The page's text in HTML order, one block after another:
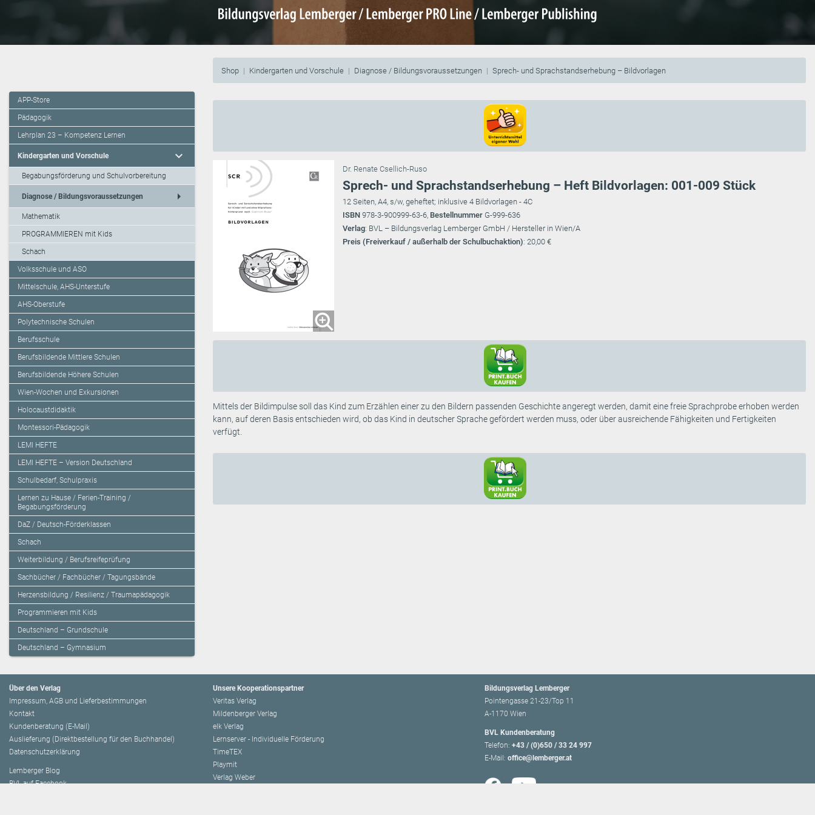
Shop Kindergarten und Vorschule Diagnose / Bildungsvoraussetzungen Sprech- und Sprachstandserhebung – Bildvorlagen
APP-Store
Pädagogik
Lehrplan 23 – Kompetenz Lernen
Kindergarten und Vorschule expand_more
Begabungsförderung und Schulvorbereitung
Diagnose / Bildungsvoraussetzungen arrow_right
Mathematik
PROGRAMMIEREN mit Kids
Schach
Volksschule und ASO
Mittelschule, AHS-Unterstufe
AHS-Oberstufe
Polytechnische Schulen
Berufsschule
Berufsbildende Mittlere Schulen
Berufsbildende Höhere Schulen
Wien-Wochen und Exkursionen
Holocaustdidaktik
Montessori-Pädagogik
LEMI HEFTE
LEMI HEFTE – Version Deutschland
Schulbedarf, Schulpraxis
Lernen zu Hause / Ferien-Training /
Begabungsförderung
DaZ / Deutsch-Förderklassen
Schach
Weiterbildung / Berufsreifeprüfung
Sachbücher / Fachbücher / Tagungsbände
Herzensbildung / Resilienz / Traumapädagogik
Programmieren mit Kids
Deutschland – Grundschule
Deutschland – Gymnasium
Dr. Renate Csellich-Ruso
Sprech- und Sprachstandserhebung – Heft Bildvorlagen: 001-009 Stück
12 Seiten, A4, s/w, geheftet; inklusive 4 Bildvorlagen - 4C
ISBN 978-3-900999-63-6, Bestellnummer G-999-636
Verlag: BVL – Bildungsverlag Lemberger GmbH / Hersteller in Wien/A
Preis (Freiverkauf / außerhalb der Schulbuchaktion): 20,00 €
Mittels der Bildimpulse soll das Kind zum Erzählen einer zu den Bildern passenden Geschichte angeregt werden, damit eine freie Sprachprobe erhoben werden
kann, auf deren Basis entschieden wird, ob das Kind in deutscher Sprache gefördert werden muss, oder über ausreichende Fähigkeiten und Fertigkeiten
verfügt.
Über den Verlag
Impressum, AGB und Lieferbestimmungen
Kontakt
Kundenberatung (E-Mail)
Auslieferung (Direktbestellung für den Buchhandel)
Datenschutzerklärung
Lemberger Blog
BVL auf Facebook
Unsere Kooperationspartner
Veritas Verlag
Mildenberger Verlag
elk Verlag
Lernserver - Individuelle Förderung
TimeTEX
Playmit
Verlag Weber
Bildungsverlag Lemberger
Pointengasse 21-23/Top 11
A-1170 Wien
BVL Kundenberatung
Telefon: +43 / (0)650 / 33 24 997
E-Mail: office@lemberger.at